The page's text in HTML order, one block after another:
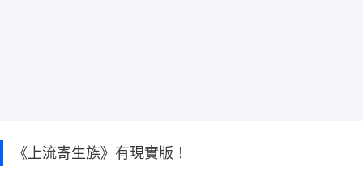
《上流寄生族》有現實版！